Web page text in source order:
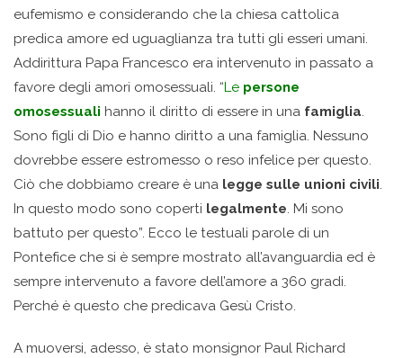
eufemismo e considerando che la chiesa cattolica
predica amore ed uguaglianza tra tutti gli esseri umani.
Addirittura Papa Francesco era intervenuto in passato a
favore degli amori omosessuali. “Le persone
omosessuali hanno il diritto di essere in una famiglia.
Sono figli di Dio e hanno diritto a una famiglia. Nessuno
dovrebbe essere estromesso o reso infelice per questo.
Ciò che dobbiamo creare è una legge sulle unioni civili.
In questo modo sono coperti legalmente. Mi sono
battuto per questo”. Ecco le testuali parole di un
Pontefice che si è sempre mostrato all’avanguardia ed è
sempre intervenuto a favore dell’amore a 360 gradi.
Perché è questo che predicava Gesù Cristo.
A muoversi, adesso, è stato monsignor Paul Richard